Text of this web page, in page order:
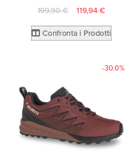
199,90 € 119,94 €
Confronta i Prodotti
-30.0%